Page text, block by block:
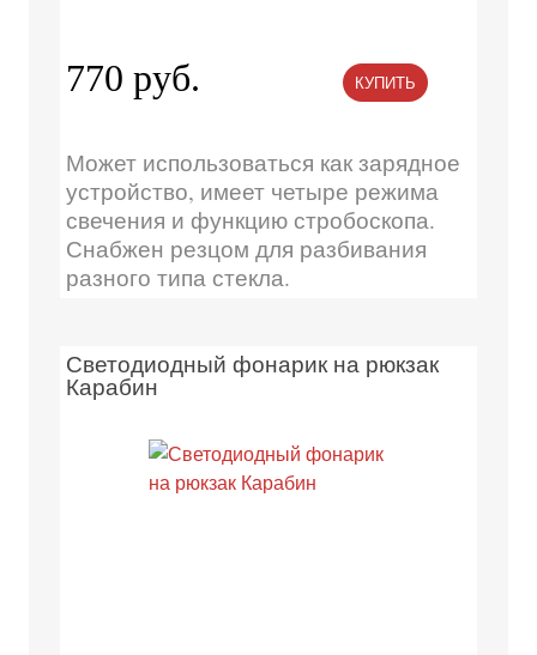
770 руб. КУПИТЬ
Может использоваться как зарядное
устройство, имеет четыре режима
свечения и функцию стробоскопа.
Снабжен резцом для разбивания
разного типа стекла.
Светодиодный фонарик на рюкзак
Карабин